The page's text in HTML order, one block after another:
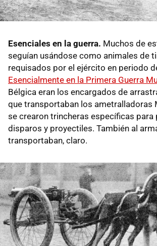
Esenciales en la guerra. Muchos de
seguían usándose como animales de
requisados por el ejército en periodo
Esencialmente en la Primera Guerra
Bélgica eran los encargados de
que transportaban los ametralladoras
se crearon trincheras específicas
disparos y proyectiles. También al
transportaban, claro.